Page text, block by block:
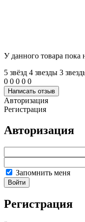
У данного товара пока
5 звёзд 4 звeзды 3
0 0 0 0 0
Написать отзыв
Авторизация
Регистрация
Авторизация
Запомнить меня
Войти
Регистрация